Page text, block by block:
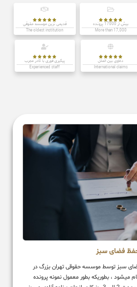





بیش از 17000 پرونده
More than 17,000





قدیمی ترین موسسه حقوقی
The oldest institution





دعاوی بین الملل
International claims





پیگیری فوری با کادر مجرب
Experienced staff
حفظ فضای سبز
سبز توسط موسسه حقوقی تهران بزرگ در
میشود ، بطوریکه بطور معمول نمونه پرونده